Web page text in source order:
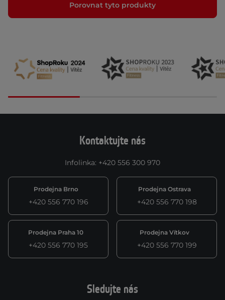
Porovnat tyto produkty
Kontaktujte nás
Infolinka: +420 556 300 970
Prodejna Brno
+420 556 770 196
Prodejna Ostrava
+420 556 770 198
Prodejna Praha 10
+420 556 770 195
Prodejna Vítkov
+420 556 770 199
Sledujte nás